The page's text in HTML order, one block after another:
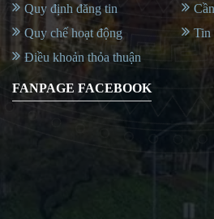
Quy định đăng tin
Quy chế hoạt động
Điều khoản thỏa thuận
Tin
FANPAGE FACEBOOK